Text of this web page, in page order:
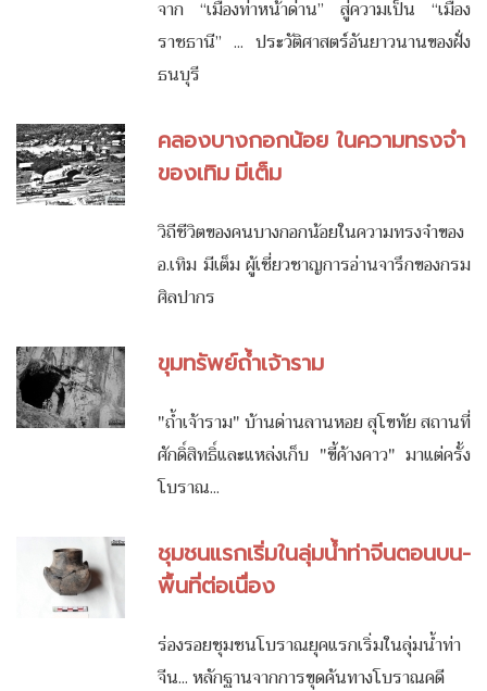
จาก “เมืองท่าหน้าด่าน” สู่ความเป็น “เมือง
ราชธานี” ... ประวัติศาสตร์อันยาวนานของฝั่ง
ธนบุรี
คลองบางกอกน้อย ในความทรงจำ
ของเทิม มีเต็ม
วิถีชีวิตของคนบางกอกน้อยในความทรงจำของ
อ.เทิม มีเต็ม ผู้เชี่ยวชาญการอ่านจารึกของกรม
ศิลปากร
ขุมทรัพย์ถ้ำเจ้าราม
"ถ้ำเจ้าราม" บ้านด่านลานหอย สุโขทัย สถานที่
ศักดิ์สิทธิ์และแหล่งเก็บ "ขี้ค้างคาว" มาแต่ครั้ง
โบราณ...
ชุมชนแรกเริ่มในลุ่มน้ำท่าจีนตอนบน-
พื้นที่ต่อเนื่อง
ร่องรอยชุมชนโบราณยุคแรกเริ่มในลุ่มน้ำท่า
จีน... หลักฐานจากการขุดค้นทางโบราณคดี